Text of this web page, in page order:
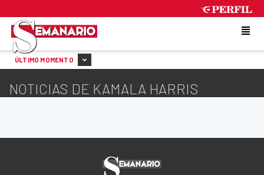
ÚLTIMO MOMENTO
NOTICIAS DE KAMALA HARRIS